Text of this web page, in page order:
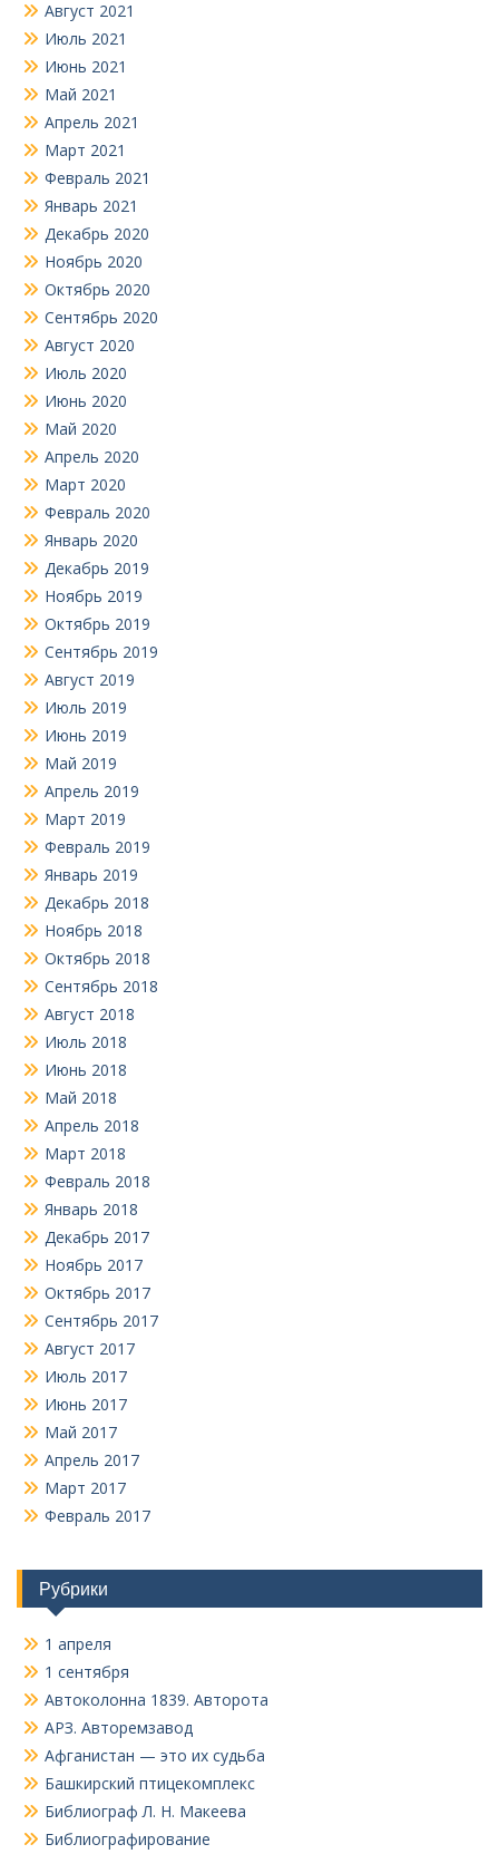
Август 2021
Июль 2021
Июнь 2021
Май 2021
Апрель 2021
Март 2021
Февраль 2021
Январь 2021
Декабрь 2020
Ноябрь 2020
Октябрь 2020
Сентябрь 2020
Август 2020
Июль 2020
Июнь 2020
Май 2020
Апрель 2020
Март 2020
Февраль 2020
Январь 2020
Декабрь 2019
Ноябрь 2019
Октябрь 2019
Сентябрь 2019
Август 2019
Июль 2019
Июнь 2019
Май 2019
Апрель 2019
Март 2019
Февраль 2019
Январь 2019
Декабрь 2018
Ноябрь 2018
Октябрь 2018
Сентябрь 2018
Август 2018
Июль 2018
Июнь 2018
Май 2018
Апрель 2018
Март 2018
Февраль 2018
Январь 2018
Декабрь 2017
Ноябрь 2017
Октябрь 2017
Сентябрь 2017
Август 2017
Июль 2017
Июнь 2017
Май 2017
Апрель 2017
Март 2017
Февраль 2017
Рубрики
1 апреля
1 сентября
Автоколонна 1839. Авторота
АРЗ. Авторемзавод
Афганистан — это их судьба
Башкирский птицекомплекс
Библиограф Л. Н. Макеева
Библиографирование